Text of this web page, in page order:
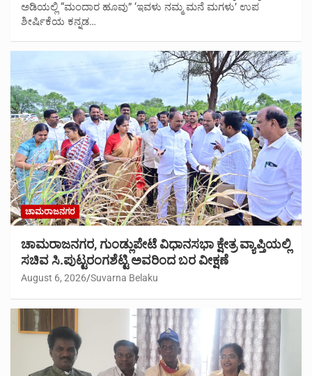
ಅಡಿಯಲ್ಲಿ “ಮಂದಾರ ಹೂವು” ‘ಇವಳು ನಮ್ಮ ಮನೆ ಮಗಳು’ ಉಪ
ಶೀರ್ಷಿಕೆಯ ಕನ್ನಡ…
ಚಾಮರಾಜನಗರ
ಚಾಮರಾಜನಗರ, ಗುಂಡ್ಲುಪೇಟೆ ವಿಧಾನಸಭಾ ಕ್ಷೇತ್ರ ವ್ಯಾಪ್ತಿಯಲ್ಲಿ
ಸಚಿವ ಸಿ.ಪುಟ್ಟರಂಗಶೆಟ್ಟಿ ಅವರಿಂದ ಬರ ವೀಕ್ಷಣೆ
August 6, 2026 Suvarna Belaku